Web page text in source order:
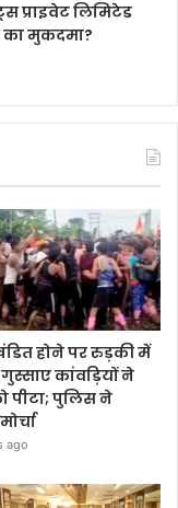
प्राइवेट लिमिटेड
का मुकदमा?
होने पर रुड़की में
कांवड़ियों ने
पीटा; पुलिस ने
ago